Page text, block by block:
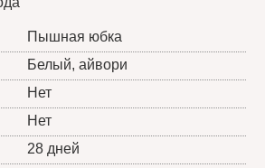
Пышная юбка
Белый, айвори
Нет
Нет
28 дней